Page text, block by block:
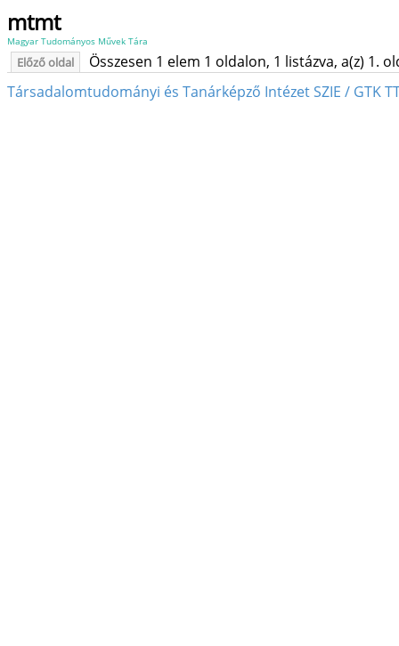
mtmt
Magyar Tudományos Művek Tára
Előző oldal
Összesen 1 elem 1 oldalon, 1 listázva, a(z) 1.
Társadalomtudományi és Tanárképző Intézet SZIE / GTK